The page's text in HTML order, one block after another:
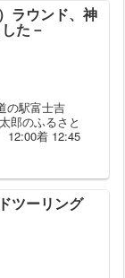
ラウンド、神
た－
駅富士吉
ふるさと
着 12:45
ツーリング